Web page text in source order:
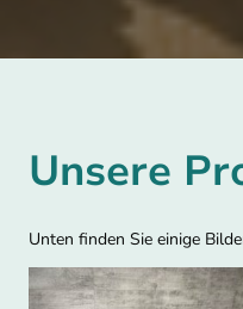
Unsere
Unten finden Sie einige